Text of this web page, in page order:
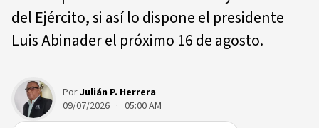
del Ejército, si así lo dispone el presidente
Luis Abinader el próximo 16 de agosto.
PorJulián P. Herrera
09/07/2026 · 05:00 AM